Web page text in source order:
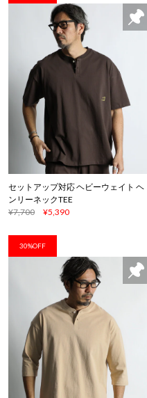
セットアップ対応 ヘビーウェイト ヘ
ンリーネックTEE
¥7,700
¥5,390
30%OFF